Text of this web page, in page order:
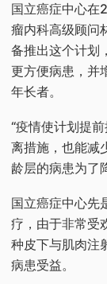
国立癌症中心在
瘤内科高级顾问
备推出这个计划
更方便病患，并
年长者。
“疫情使计划提
离措施，也能减
龄层的病患为了
国立癌症中心先
疗，由于非常受
种皮下与肌肉注
病患受益。